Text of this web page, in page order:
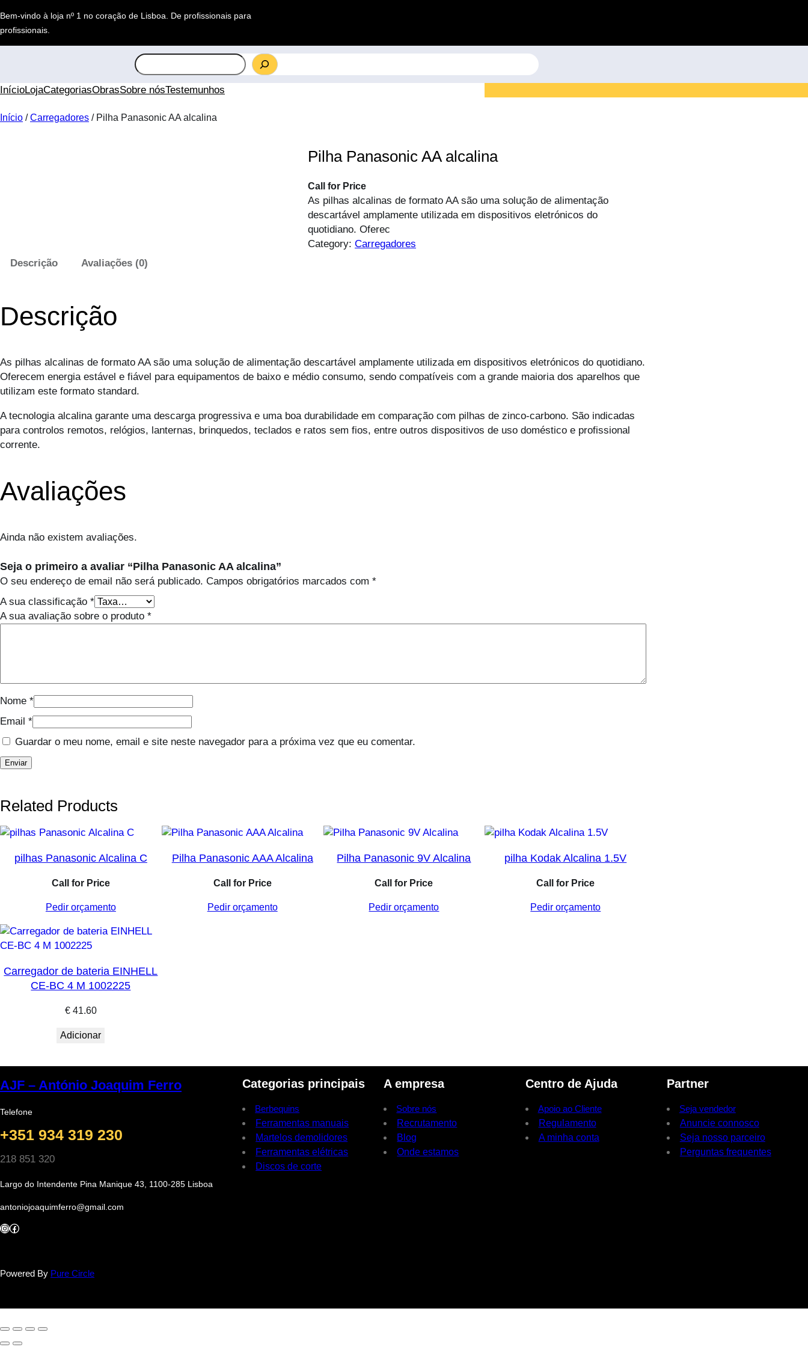
para
o
conteúdo
Bem-vindo à loja nº 1 no coração de Lisboa. De profissionais para
profissionais
S
e
a
c
InícioLojaCategoriasObrasSobre nósTestemunhos
Início /Carregadores / Pilha Panasonic AA alcalina
Pilha Panasonic AA alcalina
Call for Price
As pilhas alcalinas de formato AA são uma solução de alimentação
descartável amplamente utilizada em dispositivos eletrónicos do
quotidiano. Oferec
Category: Carregadores
Descrição
Avaliações (0)
Descrição
As pilhas alcalinas de formato AA são uma solução de alimentação descartável amplamente utilizada em dispositivos eletrónicos do quotidiano.
Oferecem energia estável e fiável para equipamentos de baixo e médio consumo, sendo compatíveis com a grande maioria dos aparelhos que
utilizam este formato standard.
A tecnologia alcalina garante uma descarga progressiva e uma boa durabilidade em comparação com pilhas de zinco-carbono. São indicadas
para controlos remotos, relógios, lanternas, brinquedos, teclados e ratos sem fios, entre outros dispositivos de uso doméstico e profissional
corrente.
Avaliações
Ainda não existem avaliações.
Seja o primeiro a avaliar “Pilha Panasonic AA alcalina”
O seu endereço de email não será publicado. Campos obrigatórios marcados com *
A sua classificação *
A sua avaliação sobre o produto *
Nome *
Email *
Guardar o meu nome, email e site neste navegador para a próxima vez que eu comentar.
Related Products
pilhas Panasonic Alcalina C
Call for Price
Pedir orçamento
Pilha Panasonic AAA Alcalina
Call for Price
Pedir orçamento
Pilha Panasonic 9V Alcalina
Call for Price
Pedir orçamento
pilha Kodak Alcalina 1.5V
Call for Price
Pedir orçamento
Carregador de bateria EINHELL
CE-BC 4 M 1002225
€41.60
Adicionar
AJF – António Joaquim Ferro
Telefone
+351 934 319 230
218 851 320
Largo do Intendente Pina Manique 43, 1100-285 Lisboa
antoniojoaquimferro@gmail.com
InstagramFacebook
Categorias principais
Berbequins
Ferramentas manuais
Martelos demolidores
Ferramentas elétricas
Discos de corte
A empresa
Sobre nós
Recrutamento
Blog
Onde estamos
Centro de Ajuda
Apoio ao Cliente
Regulamento
A minha conta
Partner
Seja vendedor
Anuncie connosco
Seja nosso parceiro
Perguntas frequentes
Powered By Pure Circle